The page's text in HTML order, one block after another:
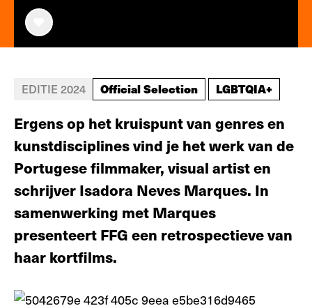
EDITIE 2024 Official Selection LGBTQIA+
Ergens op het kruispunt van genres en
kunstdisciplines vind je het werk van de
Portugese filmmaker, visual artist en
schrijver Isadora Neves Marques. In
samenwerking met Marques
presenteert FFG een retrospectieve van
haar kortfilms.